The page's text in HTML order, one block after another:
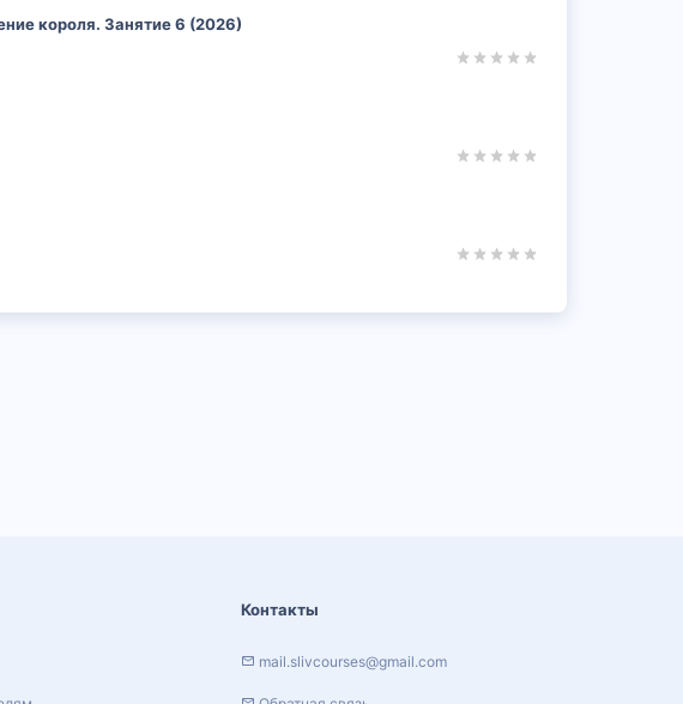
короля. Занятие 6 (2026)
Контакты
mail.slivcourses@gmail.com